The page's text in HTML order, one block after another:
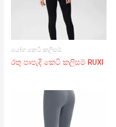
යෝග කෙටි කලිසම්
රතු පාපැදි කෙටි කලිසම් RUXI